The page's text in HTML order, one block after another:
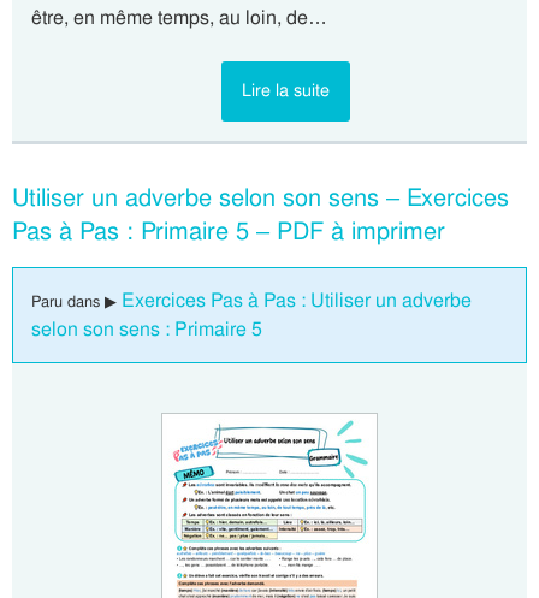
être, en même temps, au loin, de…
Lire la suite
Utiliser un adverbe selon son sens – Exercices
Pas à Pas : Primaire 5 – PDF à imprimer
Paru dans ▶ Exercices Pas à Pas : Utiliser un adverbe
selon son sens : Primaire 5